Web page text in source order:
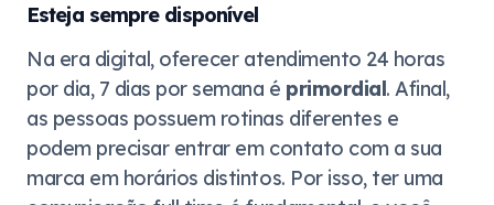
Esteja sempre disponível
Na era digital, oferecer atendimento 24 horas
por dia, 7 dias por semana é primordial. Afinal,
as pessoas possuem rotinas diferentes e
podem precisar entrar em contato com a sua
marca em horários distintos. Por isso, ter uma